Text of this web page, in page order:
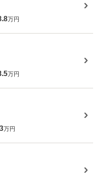
万円
万円
万円